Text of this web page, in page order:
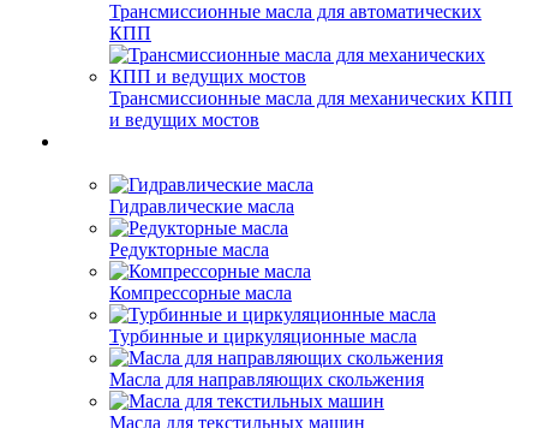
Трансмиссионные масла для автоматических
КПП
Трансмиссионные масла для механических КПП
и ведущих мостов
Гидравлические масла
Редукторные масла
Компрессорные масла
Турбинные и циркуляционные масла
Масла для направляющих скольжения
Масла для текстильных машин